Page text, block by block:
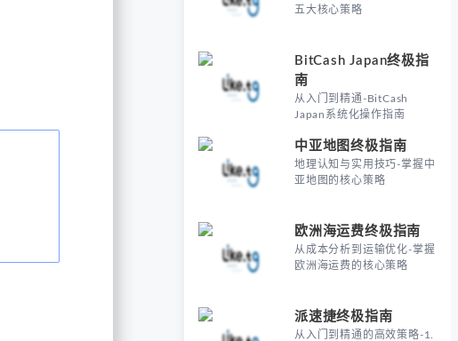
五大核心策略
BitCash Japan终极指
南
从入门到精通-BitCash
Japan系统化操作指南
中亚地图终极指南
地理认知与实用技巧-掌握中
亚地图的核心策略
欧洲海运费终极指南
从成本分析到运输优化-掌握
欧洲海运费的核心策略
派速捷终极指南
从入门到精通的高效策略-1.